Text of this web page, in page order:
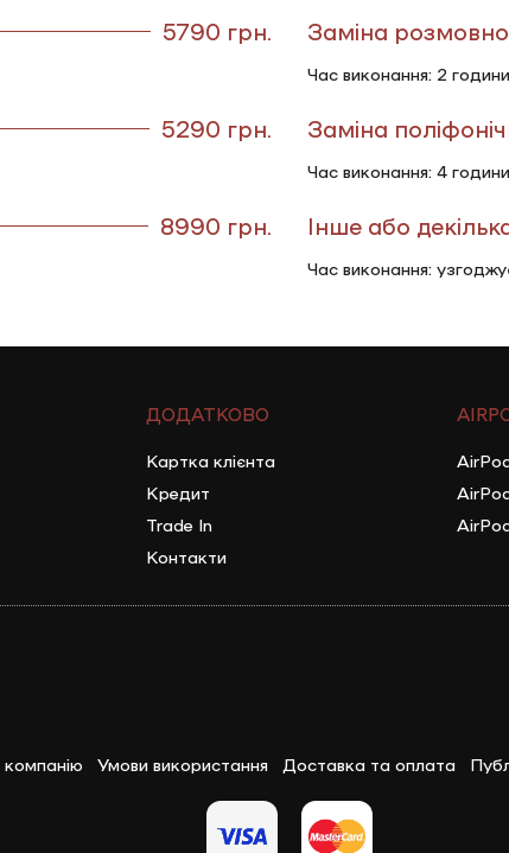
5790 грн.
5290 грн.
8990 грн.
Заміна
Час виконання: 2 години
Заміна
Час виконання: 4 години
Інше або
Час виконання:
ДОДАТКОВО
Картка клієнта
Кредит
Trade In
Контакти
Умови використання Доставка та оплата